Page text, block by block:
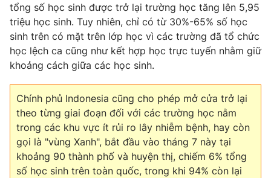
tổng số học sinh được trở lại trường học tăng lên 5,95
triệu học sinh. Tuy nhiên, chỉ có từ 30%-65% số học
sinh trên có mặt trên lớp học vì các trường đã tổ chức
học lệch ca cũng như kết hợp học trực tuyến nhằm giữ
khoảng cách giữa các học sinh.
Chính phủ Indonesia cũng cho phép mở cửa trở lại
theo từng giai đoạn đối với các trường học nằm
trong các khu vực ít rủi ro lây nhiễm bệnh, hay còn
gọi là "vùng Xanh", bắt đầu vào tháng 7 này tại
khoảng 90 thành phố và huyện thị, chiếm 6% tổng
số học sinh trên toàn quốc, trong khi 94% còn lại